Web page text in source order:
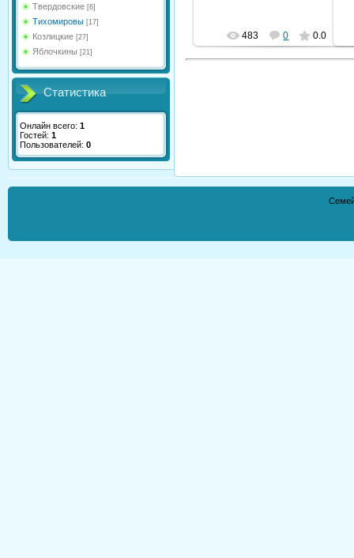
Твердовские [6]
Тихомировы [17]
Козлицкие [27]
Яблочкины [21]
Статистика
Онлайн всего: 1
Гостей: 1
Пользователей: 0
483 0 0.0